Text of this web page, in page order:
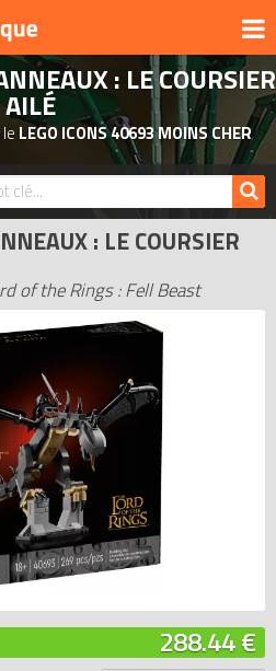
DÉRIVÉS
2026
PLANS
DE FANS
LEGO
PLUS CHERS
LEGO AJOUTÉS
: LE COURSIER
AILÉ
LEGO ICONS 40693 MOINS CHER
: LE COURSIER
of the Rings : Fell Beast
288.44 €